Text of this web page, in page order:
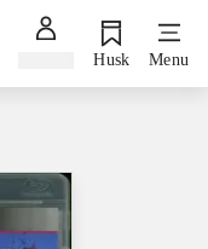
Husk Menu